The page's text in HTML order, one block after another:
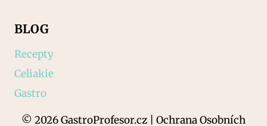
BLOG
Recepty
Celiakie
Gastro
© 2026 GastroProfesor.cz | Ochrana Osobních